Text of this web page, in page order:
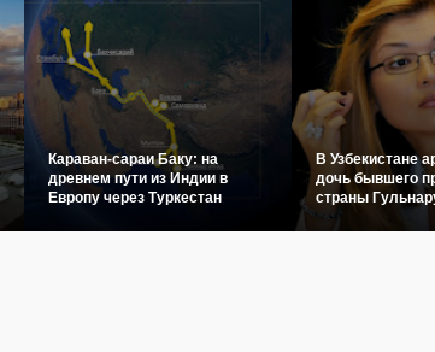
Караван-сараи Баку: на
древнем пути из Индии в
Европу через Туркестан
В Узбекистане
дочь бывшего
страны